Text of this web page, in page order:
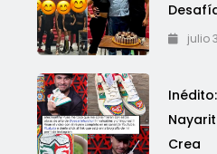
julio
Crea